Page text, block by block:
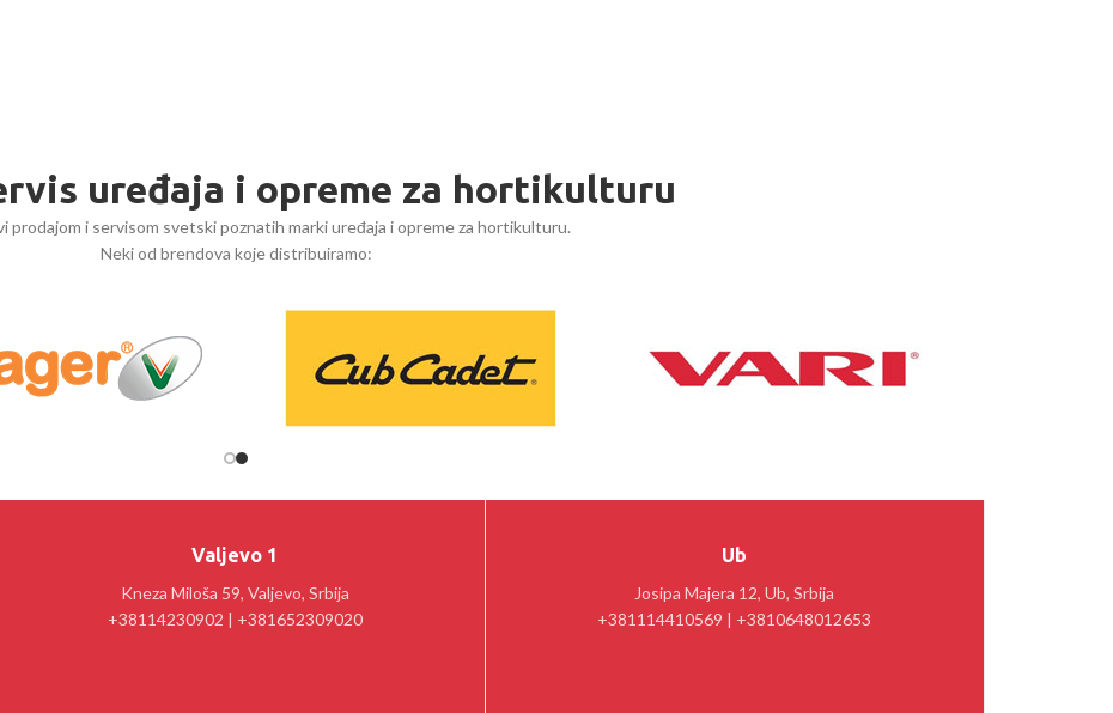
uređaja i opreme za hortikulturu
prodajom i servisom svetski poznatih marki uređaja i opreme za hortikulturu.
Neki od brendova koje distribuiramo:
Valjevo 1
Kneza Miloša 59, Valjevo, Srbija
+38114230902 | +381652309020
Ub
Josipa Majera 12, Ub, Srbija
+381114410569 | +3810648012653